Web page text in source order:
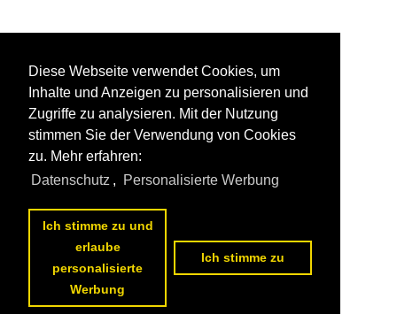
Diese Webseite verwendet Cookies, um
Inhalte und Anzeigen zu personalisieren und
Zugriffe zu analysieren. Mit der Nutzung
stimmen Sie der Verwendung von Cookies
zu. Mehr erfahren:
Datenschutz , Personalisierte Werbung
Ich stimme zu und
erlaube
personalisierte
Werbung
Ich stimme zu